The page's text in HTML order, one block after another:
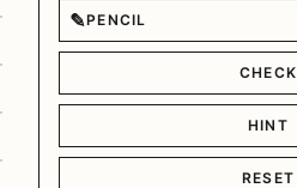
✎PENCIL
CHECK
HINT
RESET